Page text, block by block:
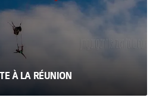
À LA RÉUNION